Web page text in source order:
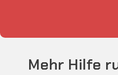
Mehr Hilfe